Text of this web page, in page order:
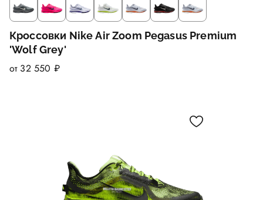
Кроссовки Nike Air Zoom Pegasus Premium
'Wolf Grey'
от 32 550 ₽